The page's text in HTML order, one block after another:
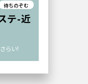
待ちのぞむ
テ-近
らい！